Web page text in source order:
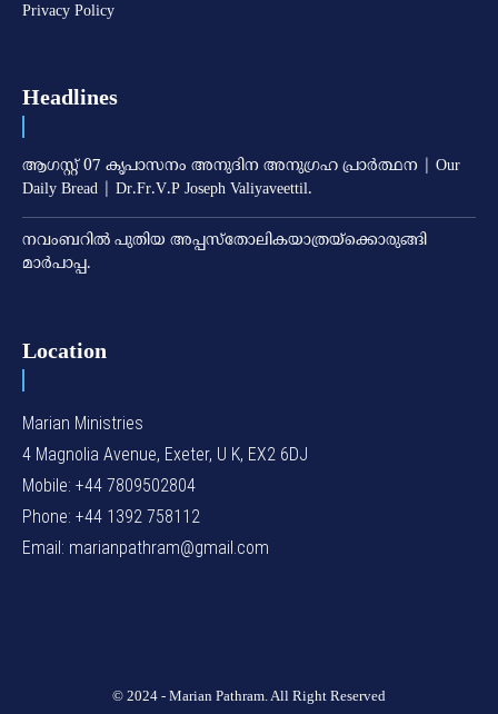
Privacy Policy
Headlines
ആഗസ്റ്റ് 07 കൃപാസനം അനുദിന അനുഗ്രഹ പ്രാർത്ഥന | Our
Daily Bread | Dr.Fr.V.P Joseph Valiyaveettil.
നവംബറില്‍ പുതിയ അപ്പസ്‌തോലികയാത്രയ്‌ക്കൊരുങ്ങി
മാര്‍പാപ്പ.
Location
Marian Ministries
4 Magnolia Avenue, Exeter, U K, EX2 6DJ
Mobile: +44 7809502804
Phone: +44 1392 758112
Email: marianpathram@gmail.com
© 2024 - Marian Pathram. All Right Reserved